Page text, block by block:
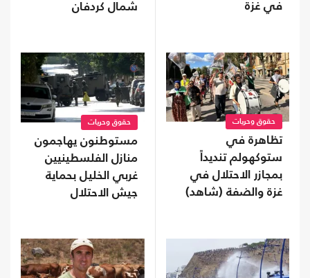
في غزة
شمال كردفان
حقوق وحريات
تظاهرة في
ستوكهولم تنديداً
بمجازر الاحتلال في
غزة والضفة (شاهد)
حقوق وحريات
مستوطنون يهاجمون
منازل الفلسطينيين
غربي الخليل بحماية
جيش الاحتلال